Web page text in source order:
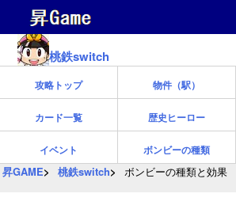
桃鉄switch
攻略トップ 物件（駅）
カード一覧 歴史ヒーロー
イベント ボンビーの種類
昇GAME 桃鉄switch ボンビーの種類と効果